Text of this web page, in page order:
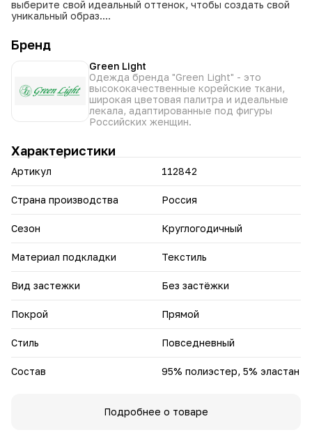
выберите свой идеальный оттенок, чтобы создать свой
уникальный образ.
66, что гарантирует идеальную посадку для любой
фигуры.
• Комфортный материал: Обеспечивает мягкость,
воздухопроницаемость и долговечность.
• Универсальный дизайн: Легко сочетаются с
различными элементами гардероба, позволяя создавать
разнообразные образы.
Брюки “Марианна” - Добавьте ярких красок в свой
каждый день.
Бренд
Green Light
Одежда бренда "Green Light" - это
высококачественные корейские ткани,
широкая цветовая палитра и идеальные
лекала, адаптированные под фигуры
Российских женщин.
Характеристики
Артикул 112842
Страна производства Россия
Сезон Круглогодичный
Материал подкладки Текстиль
Вид застежки Без застёжки
Покрой Прямой
Стиль Повседневный
Состав 95% полиэстер, 5% эластан
Подробнее о товаре